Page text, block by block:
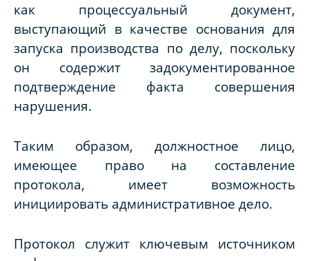
как процессуальный документ,
выступающий в качестве основания для
запуска производства по делу, поскольку
он содержит задокументированное
подтверждение факта совершения
нарушения.
Таким образом, должностное лицо,
имеющее право на составление
протокола, имеет возможность
инициировать административное дело.
Протокол служит ключевым источником